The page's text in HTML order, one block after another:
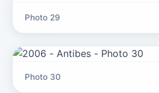
Photo 29
Photo 30